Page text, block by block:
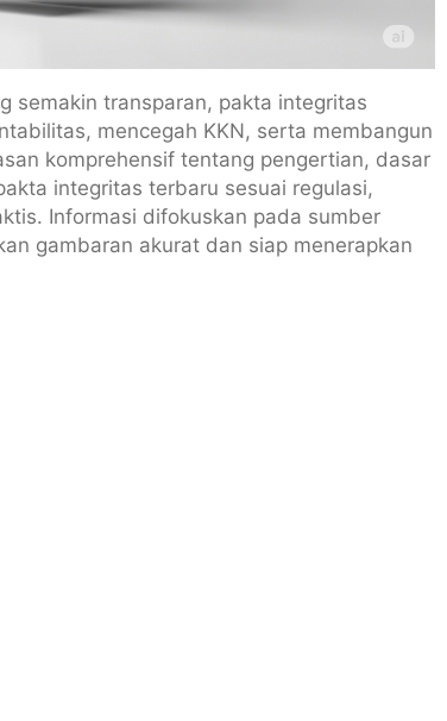
semakin transparan, pakta integritas
mencegah KKN, serta membangun
komprehensif tentang pengertian, dasar
integritas terbaru sesuai regulasi,
Informasi difokuskan pada sumber
gambaran akurat dan siap menerapkan